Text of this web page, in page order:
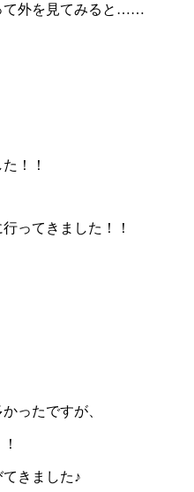
て外を見てみると……
！！
ってきました！！
ったですが、
きました♪